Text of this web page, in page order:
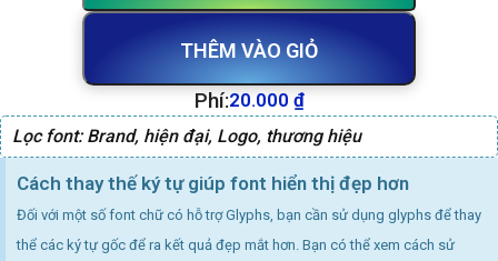
THÊM VÀO GIỎ
Phí:20.000 ₫
Lọc font: Brand, hiện đại, Logo, thương hiệu
Cách thay thế ký tự giúp font hiển thị đẹp hơn
Đối với một số font chữ có hỗ trợ Glyphs, bạn cần sử dụng glyphs để thay
thể các ký tự gốc để ra kết quả đẹp mắt hơn. Bạn có thể xem cách sử